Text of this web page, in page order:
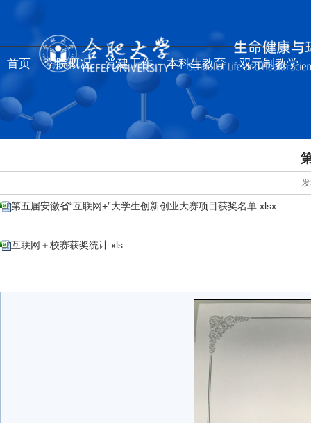
首页 学院概况 党建工作 本科生教育 双元制教学
第五届安徽省“互联网+”大学生创新创业大赛项目获奖名单.xlsx
互联网＋校赛获奖统计.xls